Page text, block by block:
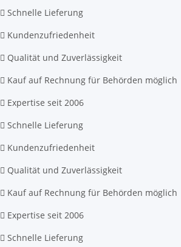
Schnelle Lieferung
Kundenzufriedenheit
Qualität und Zuverlässigkeit
Kauf auf Rechnung für Behörden möglich
Expertise seit 2006
Schnelle Lieferung
Kundenzufriedenheit
Qualität und Zuverlässigkeit
Kauf auf Rechnung für Behörden möglich
Expertise seit 2006
Schnelle Lieferung